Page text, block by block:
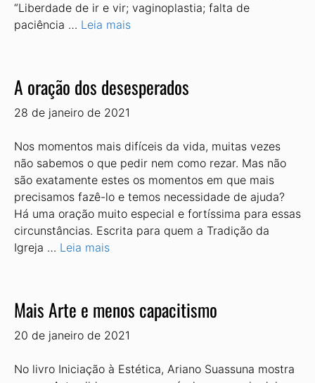
“Liberdade de ir e vir; vaginoplastia; falta de
paciência … Leia mais
A oração dos desesperados
28 de janeiro de 2021
Nos momentos mais difíceis da vida, muitas vezes
não sabemos o que pedir nem como rezar. Mas não
são exatamente estes os momentos em que mais
precisamos fazê-lo e temos necessidade de ajuda?
Há uma oração muito especial e fortíssima para essas
circunstâncias. Escrita para quem a Tradição da
Igreja … Leia mais
Mais Arte e menos capacitismo
20 de janeiro de 2021
No livro Iniciação à Estética, Ariano Suassuna mostra